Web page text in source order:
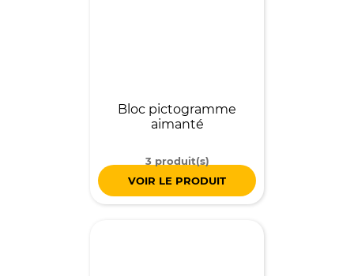
Bloc pictogramme
aimanté
3 produit(s)
VOIR LE PRODUIT